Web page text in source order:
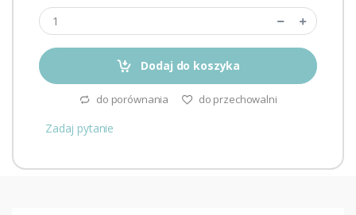
Dodaj do koszyka
do porównania do przechowalni
Zadaj pytanie